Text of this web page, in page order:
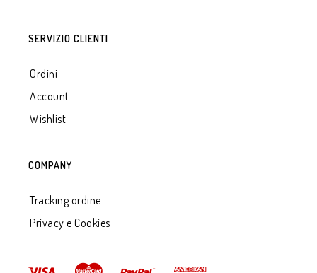
SERVIZIO CLIENTI
Ordini
Account
Wishlist
COMPANY
Tracking ordine
Privacy e Cookies